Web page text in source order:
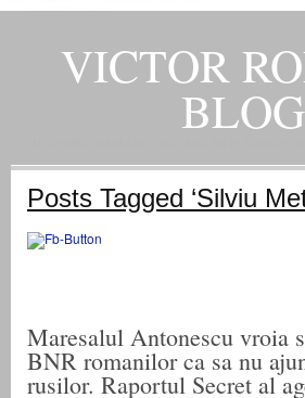
VICTOR
BLOG
Posts Tagged ‘Silviu
Maresalul Antonescu vroia
BNR romanilor ca sa nu
rusilor. Raportul Secret al